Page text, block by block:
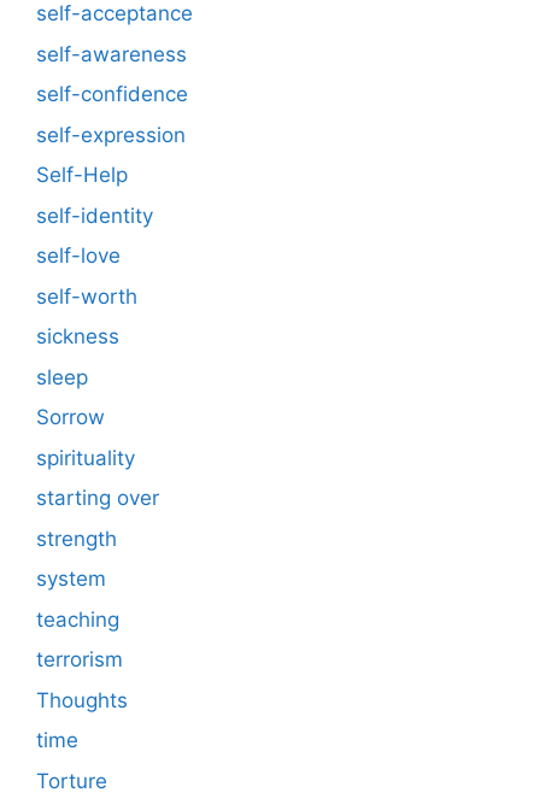
self-acceptance
self-awareness
self-confidence
self-expression
Self-Help
self-identity
self-love
self-worth
sickness
sleep
Sorrow
spirituality
starting over
strength
system
teaching
terrorism
Thoughts
time
Torture